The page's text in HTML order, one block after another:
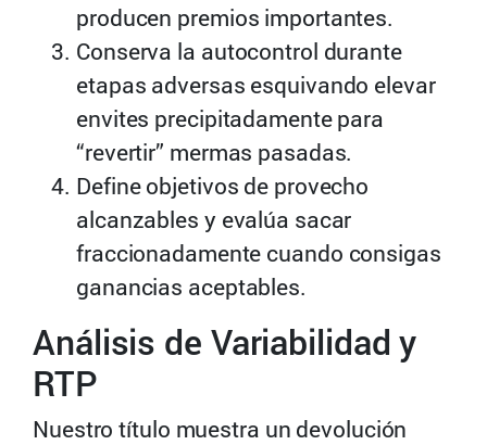
producen premios importantes.
Conserva la autocontrol durante
etapas adversas esquivando elevar
envites precipitadamente para
“revertir” mermas pasadas.
Define objetivos de provecho
alcanzables y evalúa sacar
fraccionadamente cuando consigas
ganancias aceptables.
Análisis de Variabilidad y
RTP
Nuestro título muestra un devolución